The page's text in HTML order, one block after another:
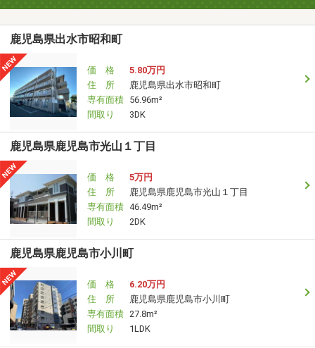
鹿児島県出水市昭和町
価 格
5.80万円
住 所
鹿児島県出水市昭和町
専有面積 56.96m²
間取り
3DK
鹿児島県鹿児島市光山１丁目
価 格
5万円
住 所
鹿児島県鹿児島市光山１丁目
専有面積 46.49m²
間取り
2DK
鹿児島県鹿児島市小川町
価 格
6.20万円
住 所
鹿児島県鹿児島市小川町
専有面積 27.8m²
間取り
1LDK